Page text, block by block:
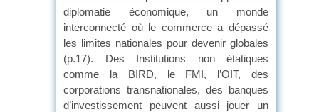
diplomatie économique, un monde
interconnecté où le commerce a dépassé
les limites nationales pour devenir globales
(p.17). Des Institutions non étatiques
comme la BIRD, le FMI, l’OIT, des
corporations transnationales, des banques
d’investissement peuvent aussi jouer un